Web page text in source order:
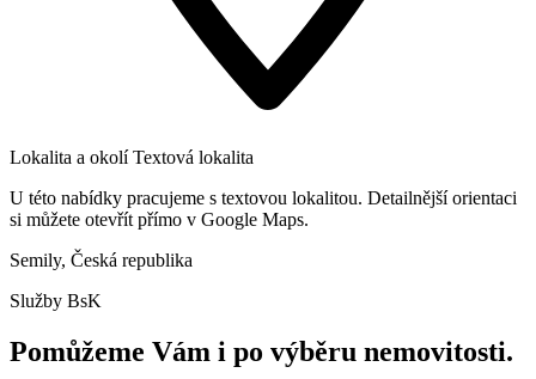
Lokalita a okolí Textová lokalita
U této nabídky pracujeme s textovou lokalitou. Detailnější orientaci
si můžete otevřít přímo v Google Maps.
Semily, Česká republika
Služby BsK
Pomůžeme Vám i po výběru nemovitosti.